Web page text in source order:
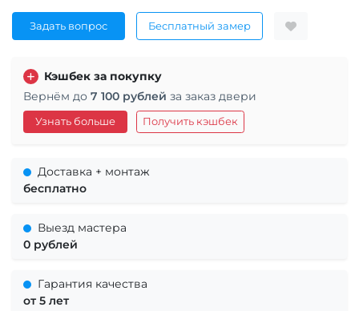
Задать вопрос Бесплатный замер
Кэшбек за покупку
Вернём до 7 100 рублей за заказ двери
Узнать больше Получить кэшбек
Доставка + монтаж
бесплатно
Выезд мастера
0 рублей
Гарантия качества
от 5 лет